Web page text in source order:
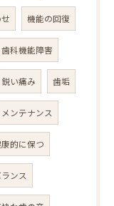
機能の回復
歯科機能障害
鋭い痛み 歯垢
メンテナンス
的に保つ
ンス